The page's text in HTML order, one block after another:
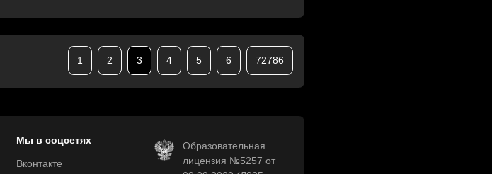
1 2 3 4 5 6 72786
Мы в соцсетях
Вконтакте
Образовательная
лицензия №5257 от